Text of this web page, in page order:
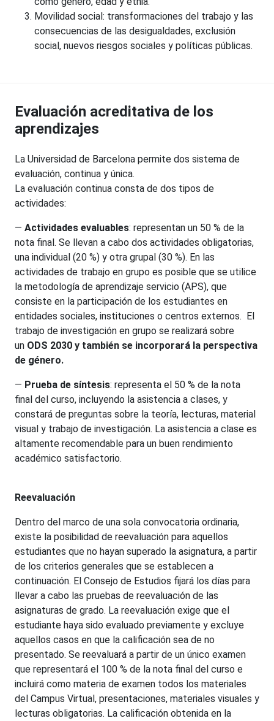
Movilidad social: transformaciones del trabajo y las
consecuencias de las desigualdades, exclusión
social, nuevos riesgos sociales y políticas públicas.
Evaluación acreditativa de los
aprendizajes
La Universidad de Barcelona permite dos sistema de
evaluación, continua y única.
La evaluación continua consta de dos tipos de
actividades:
— Actividades evaluables: representan un 50 % de la
nota final. Se llevan a cabo dos actividades obligatorias,
una individual (20 %) y otra grupal (30 %). En las
actividades de trabajo en grupo es posible que se utilice
la metodología de aprendizaje servicio (APS), que
consiste en la participación de los estudiantes en
entidades sociales, instituciones o centros externos. El
trabajo de investigación en grupo se realizará sobre
un ODS 2030 y también se incorporará la perspectiva
de género.
— Prueba de síntesis: representa el 50 % de la nota
final del curso, incluyendo la asistencia a clases, y
constará de preguntas sobre la teoría, lecturas, material
visual y trabajo de investigación. La asistencia a clase es
altamente recomendable para un buen rendimiento
académico satisfactorio.
Reevaluación
Dentro del marco de una sola convocatoria ordinaria,
existe la posibilidad de reevaluación para aquellos
estudiantes que no hayan superado la asignatura, a partir
de los criterios generales que se establecen a
continuación. El Consejo de Estudios fijará los días para
llevar a cabo las pruebas de reevaluación de las
asignaturas de grado. La reevaluación exige que el
estudiante haya sido evaluado previamente y excluye
aquellos casos en que la calificación sea de no
presentado. Se reevaluará a partir de un único examen
que representará el 100 % de la nota final del curso e
incluirá como materia de examen todos los materiales
del Campus Virtual, presentaciones, materiales visuales y
lecturas obligatorias. La calificación obtenida en la